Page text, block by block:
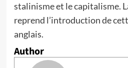
stalinisme et le capitalisme.
reprend l’introduction de
anglais.
Author